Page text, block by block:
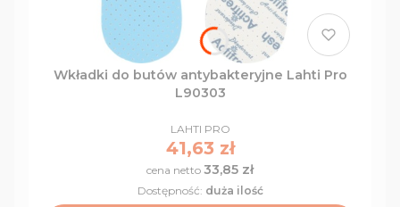
Wkładki do butów antybakteryjne Lahti Pro
L90303
PRODUCENT
LAHTI PRO
Cena
41,63 zł
Cena 33,85 zł
Dostępność: duża ilość